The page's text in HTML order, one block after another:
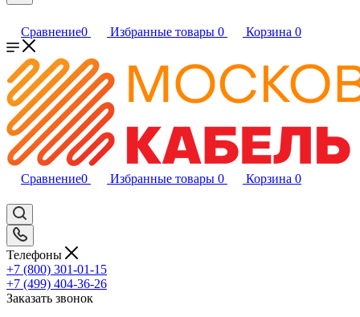
Сравнение0 Избранные товары 0 Корзина 0
Сравнение0 Избранные товары 0 Корзина 0
Телефоны
+7 (800) 301-01-15
+7 (499) 404-36-26
Заказать звонок